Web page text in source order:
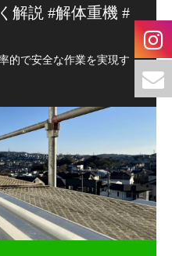
解説 #解体重機 #